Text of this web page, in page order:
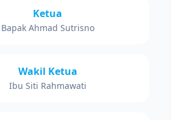
Ketua
Bapak Ahmad Sutrisno
Wakil Ketua
Ibu Siti Rahmawati